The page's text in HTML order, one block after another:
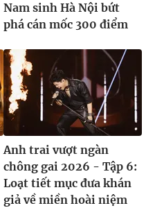
Nam sinh Hà Nội bứt
phá cán mốc 300 điểm
Anh trai vượt ngàn
chông gai 2026 - Tập 6:
Loạt tiết mục đưa khán
giả về miền hoài niệm